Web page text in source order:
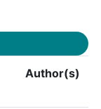
Author(s)